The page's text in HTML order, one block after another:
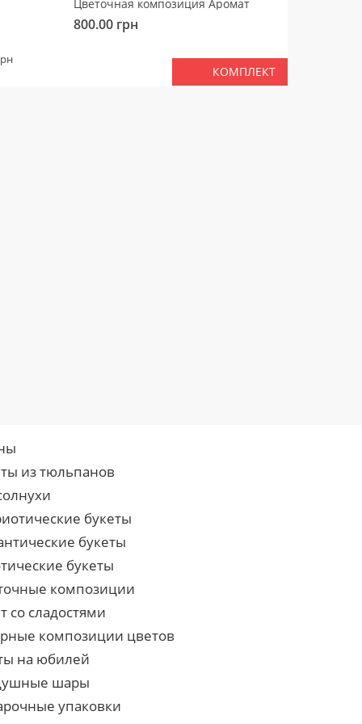
Цветочная композиция Аромат
800.00 грн
КОМПЛЕКТ
из тюльпанов
букеты
букеты
букеты
композиции
со сладостями
композиции цветов
на юбилей
шары
упаковки